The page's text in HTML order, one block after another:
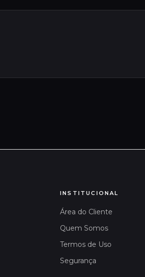
INSTITUCIONAL
Área do Cliente
Quem Somos
Termos de Uso
Segurança